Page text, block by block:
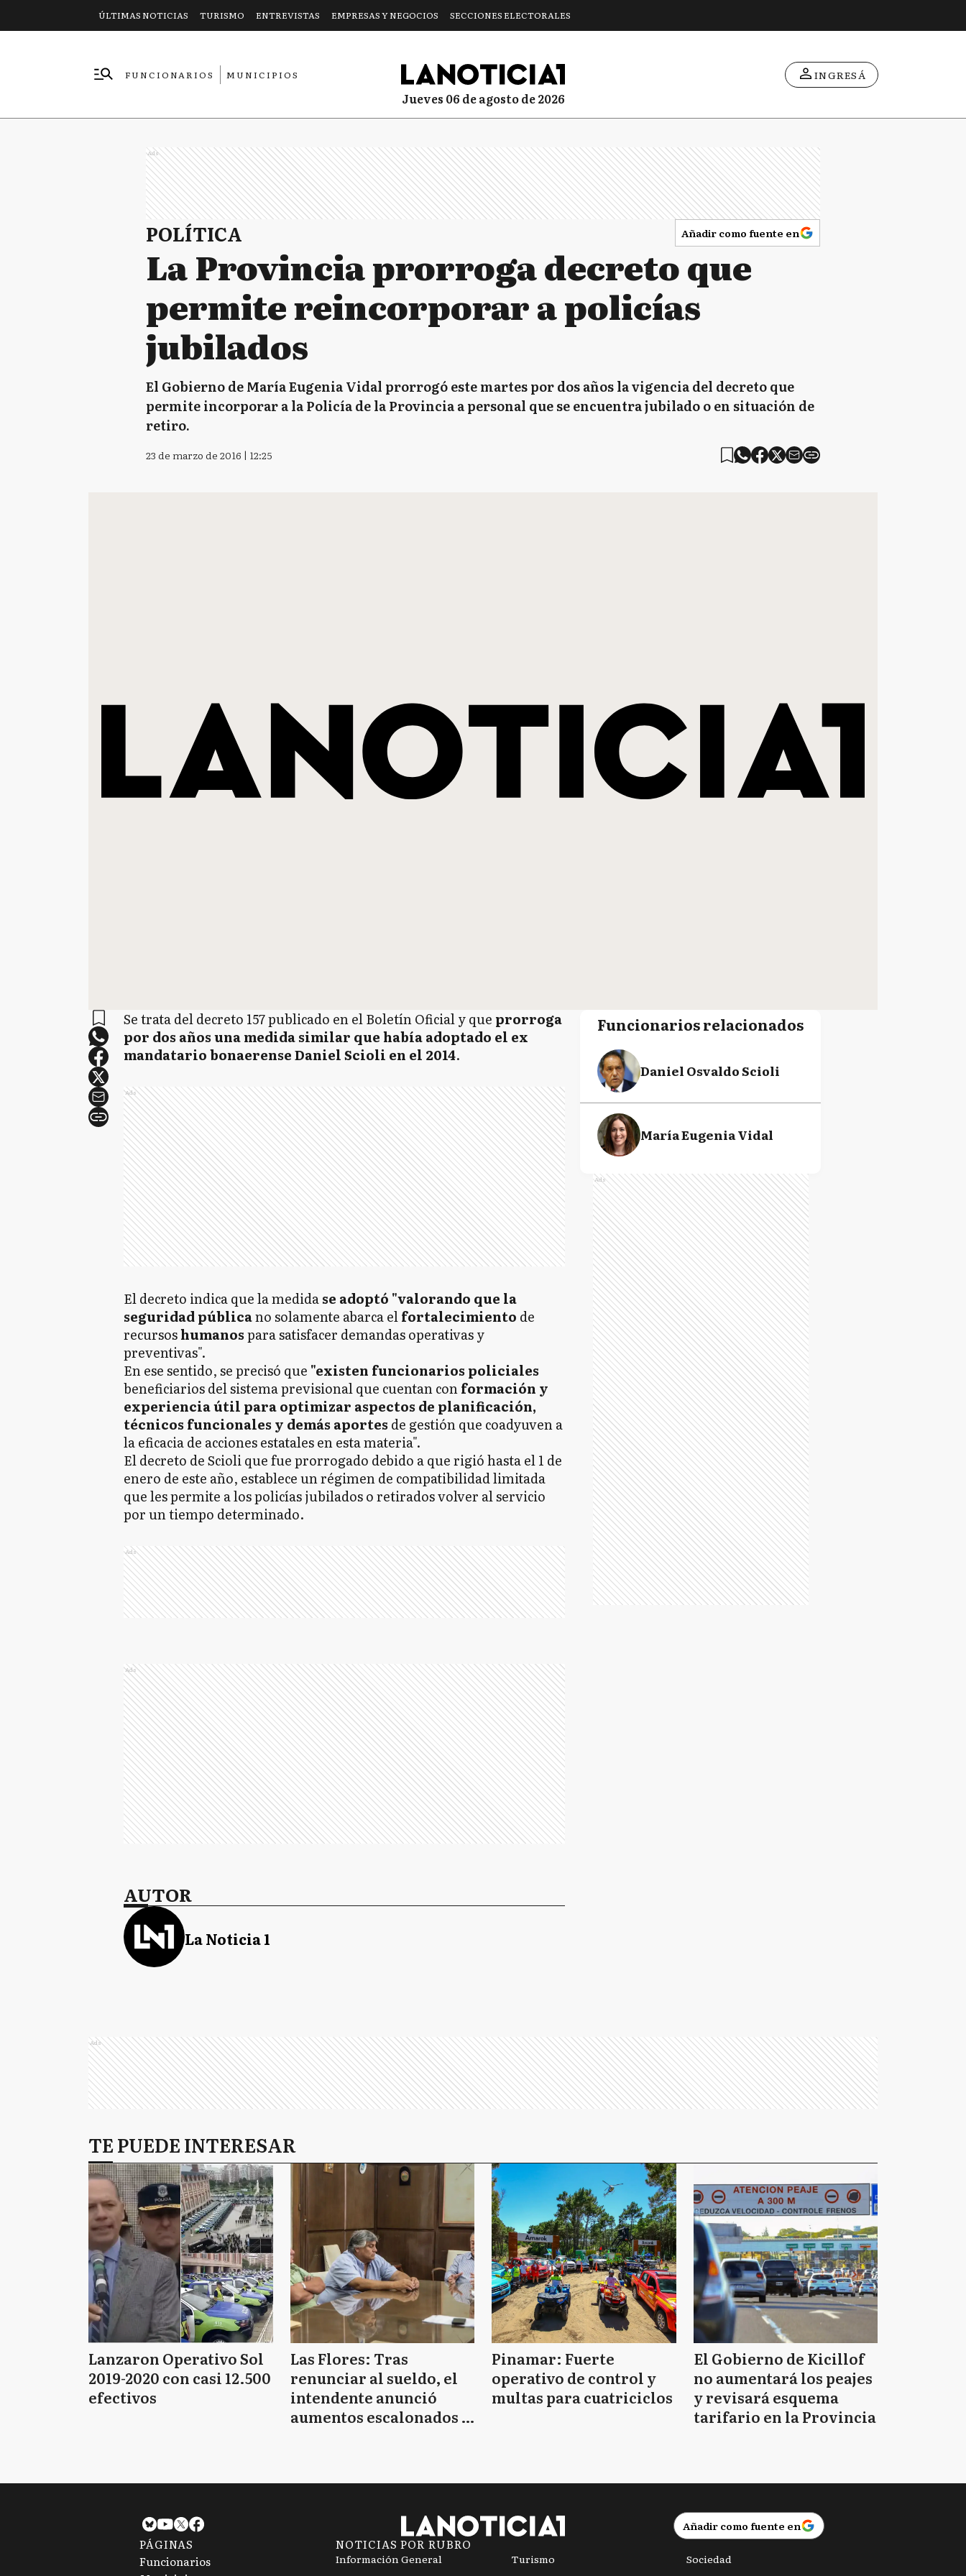
ÚLTIMAS NOTICIAS TURISMO ENTREVISTAS EMPRESAS Y NEGOCIOS SECCIONES ELECTORALES
FUNCIONARIOS
MUNICIPIOS
jueves 06 de agosto de 2026
INGRESÁ
Ads
POLÍTICA Añadir como fuente en
La Provincia prorroga decreto que
permite reincorporar a policías
jubilados
El Gobierno de María Eugenia Vidal prorrogó este martes por dos años la vigencia del decreto que
permite incorporar a la Policía de la Provincia a personal que se encuentra jubilado o en situación de
retiro.
23 de marzo de 2016 | 12:25
Se trata del decreto 157 publicado en el Boletín Oficial y que prorroga
por dos años una medida similar que había adoptado el ex
mandatario bonaerense Daniel Scioli en el 2014.
Ads
El decreto indica que la medidase adoptó "valorando que la
seguridad públicano solamente abarca elfortalecimiento de
recursoshumanospara satisfacer demandas operativas y
preventivas".
En ese sentido, se precisó que "existen funcionarios policiales
beneficiarios del sistema previsional que cuentan conformación y
experiencia útil para optimizar aspectos de planificación,
técnicos funcionales y demás aportes de gestión que coadyuven a
la eficacia de acciones estatales en esta materia".
El decreto de Scioli que fue prorrogado debido a que rigió hasta el 1 de
enero de este año, establece un régimen de compatibilidad limitada
que les permite a los policías jubilados o retirados volver al servicio
por un tiempo determinado.
Ads
Ads
AUTOR
La Noticia 1
Funcionarios relacionados
Daniel Osvaldo Scioli
María Eugenia Vidal
Ads
Ads
TE PUEDE INTERESAR
Lanzaron Operativo Sol
2019-2020 con casi 12.500
efectivos
Las Flores: Tras
renunciar al sueldo, el
intendente anunció
aumentos escalonados y
Pinamar: Fuerte
operativo de control y
multas para cuatriciclos
El Gobierno de Kicillof
no aumentará los peajes
y revisará esquema
tarifario en la Provincia
Añadir como fuente en
PÁGINAS
Funcionarios
NOTICIAS POR RUBRO
Información General
Turismo
Sociedad